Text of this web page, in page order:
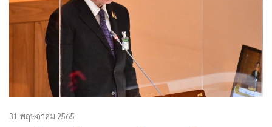
31 พฤษภาคม 2565